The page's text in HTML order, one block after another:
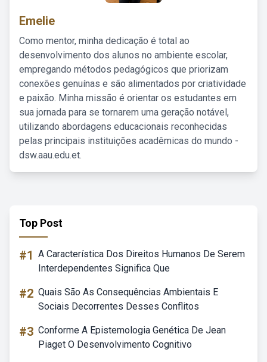
Emelie
Como mentor, minha dedicação é total ao
desenvolvimento dos alunos no ambiente escolar,
empregando métodos pedagógicos que priorizam
conexões genuínas e são alimentados por criatividade
e paixão. Minha missão é orientar os estudantes em
sua jornada para se tornarem uma geração notável,
utilizando abordagens educacionais reconhecidas
pelas principais instituições acadêmicas do mundo -
dsw.aau.edu.et.
Top Post
#1 A Característica Dos Direitos Humanos De Serem
Interdependentes Significa Que
#2 Quais São As Consequências Ambientais E
Sociais Decorrentes Desses Conflitos
#3 Conforme A Epistemologia Genética De Jean
Piaget O Desenvolvimento Cognitivo